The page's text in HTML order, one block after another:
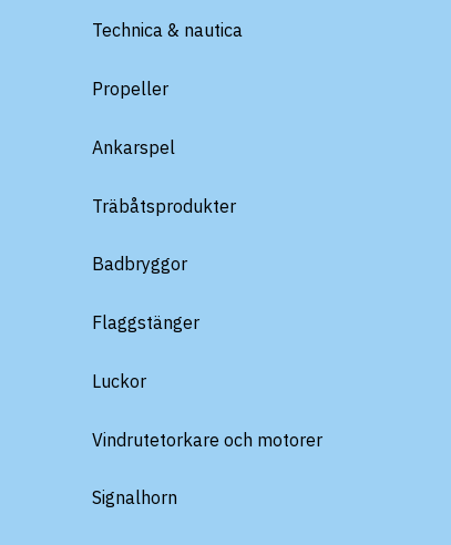
Technica & nautica
Propeller
Ankarspel
Träbåtsprodukter
Badbryggor
Flaggstänger
Luckor
Vindrutetorkare och motorer
Signalhorn